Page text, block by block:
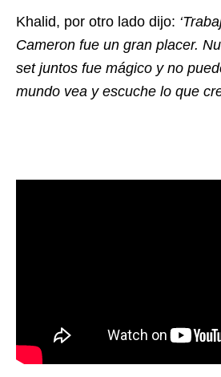
Khalid, por otro lado dijo:
Cameron fue un gran placer.
set juntos fue mágico y no
mundo vea y escuche lo que